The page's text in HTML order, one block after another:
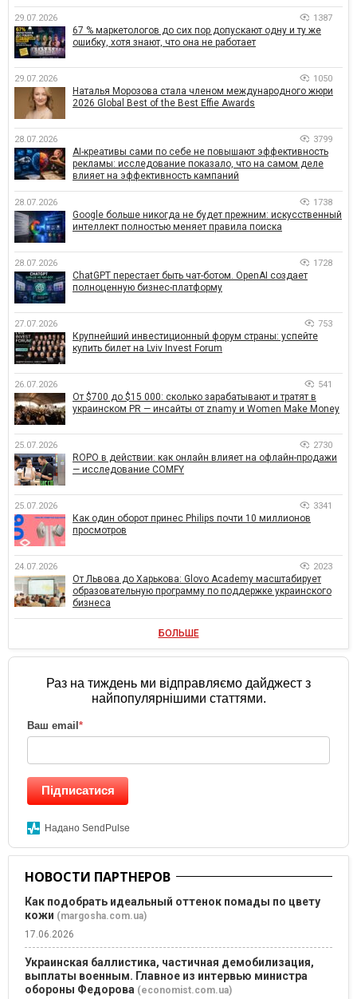
29.07.2026 1387
67 % маркетологов до сих пор допускают одну и ту же
ошибку, хотя знают, что она не работает
29.07.2026 1050
Наталья Морозова стала членом международного жюри
2026 Global Best of the Best Effie Awards
28.07.2026 3799
AI-креативы сами по себе не повышают эффективность
рекламы: исследование показало, что на самом деле
влияет на эффективность кампаний
28.07.2026 1738
Google больше никогда не будет прежним: искусственный
интеллект полностью меняет правила поиска
28.07.2026 1728
ChatGPT перестает быть чат-ботом. OpenAI создает
полноценную бизнес-платформу
27.07.2026 753
Крупнейший инвестиционный форум страны: успейте
купить билет на Lviv Invest Forum
26.07.2026 541
От $700 до $15 000: сколько зарабатывают и тратят в
украинском PR — инсайты от znamy и Women Make Money
25.07.2026 2730
ROPO в действии: как онлайн влияет на офлайн-продажи
— исследование COMFY
25.07.2026 3341
Как один оборот принес Philips почти 10 миллионов
просмотров
24.07.2026 2023
От Львова до Харькова: Glovo Academy масштабирует
образовательную программу по поддержке украинского
бизнеса
БОЛЬШЕ
Раз на тиждень ми відправляємо дайджест з
найпопулярнішими статтями.
Ваш email *
Підписатися
Надано SendPulse
НОВОСТИ ПАРТНЕРОВ
Как подобрать идеальный оттенок помады по цвету
кожи (margosha.com.ua)
17.06.2026
Украинская баллистика, частичная демобилизация,
выплаты военным. Главное из интервью министра
обороны Федорова (economist.com.ua)